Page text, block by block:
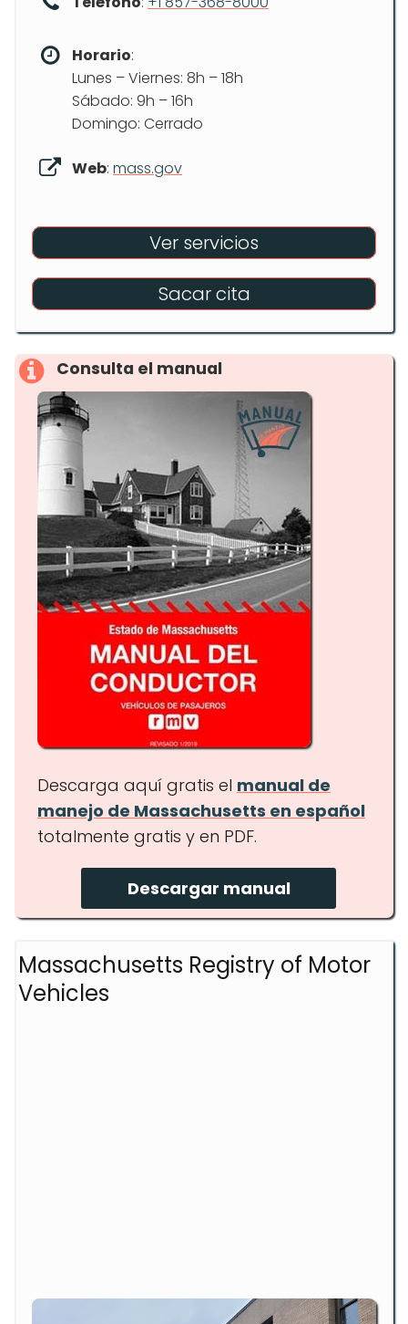
Horario:
Lunes – Viernes: 8h – 18h
Sábado: 9h – 16h
Domingo: Cerrado
Web: mass.gov
Ver servicios
Sacar cita
Consulta el manual
Descarga aquí gratis el manual de
manejo de Massachusetts en español
totalmente gratis y en PDF.
Descargar manual
Massachusetts Registry of Motor
Vehicles